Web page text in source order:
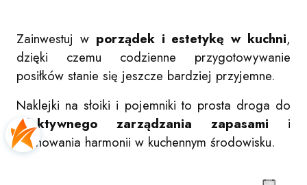
Zainwestuj w porządek i estetykę w kuchni,
dzięki czemu codzienne przygotowywanie
posiłków stanie się jeszcze bardziej przyjemne.
Naklejki na słoiki i pojemniki to prosta droga do
efektywnego zarządzania zapasami i
zachowania harmonii w kuchennym środowisku.